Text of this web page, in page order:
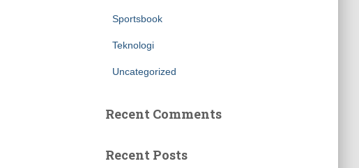
Sportsbook
Teknologi
Uncategorized
Recent Comments
Recent Posts